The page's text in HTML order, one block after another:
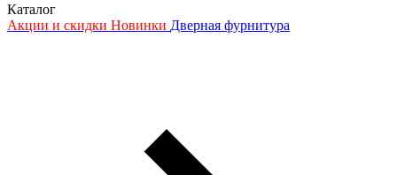
Каталог
Акции и скидки Новинки Дверная фурнитура